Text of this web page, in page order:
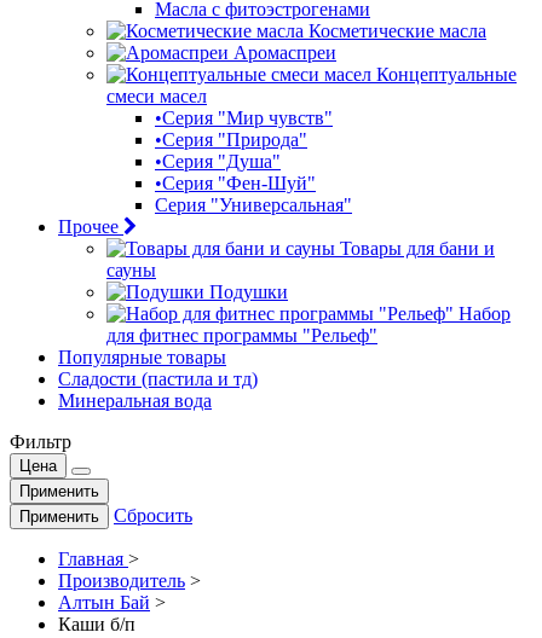
Масла с фитоэстрогенами
Косметические масла
Аромаспреи
Концептуальные
смеси масел
•Серия "Мир чувств"
•Серия "Природа"
•Серия "Душа"
•Серия "Фен-Шуй"
Серия "Универсальная"
Прочее
Товары для бани и
сауны
Подушки
Набор
для фитнес программы "Рельеф"
Популярные товары
Сладости (пастила и тд)
Минеральная вода
Фильтр
Цена
Применить
Применить
Сбросить
Главная >
Производитель >
Алтын Бай >
Каши б/п